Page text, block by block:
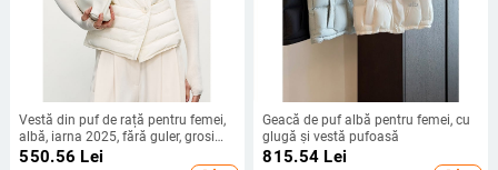
Vestă din puf de rață pentru femei,
albă, iarna 2025, fără guler, grosime
medie
550.56 Lei
Geacă de puf albă pentru femei, cu
glugă și vestă pufoasă
815.54 Lei